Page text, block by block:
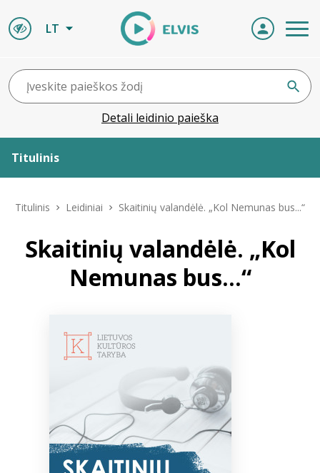
LT
Detali leidinio paieška
Titulinis
Leidiniai
ELVIS atvyksta
Bibliotekoms
Titulinis Leidiniai Skaitinių valandėlė. „Kol Nemunas bus...“
Skaitinių valandėlė. „Kol
Nemunas bus...“